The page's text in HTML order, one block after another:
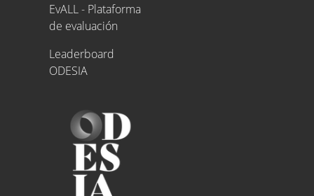
EvALL - Plataforma
de evaluación
Leaderboard
ODESIA